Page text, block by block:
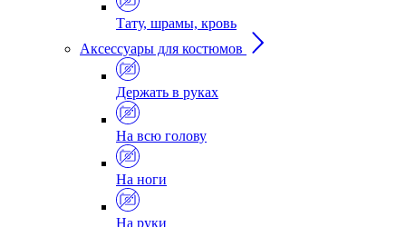
Тату, шрамы, кровь
Аксессуары для костюмов
Держать в руках
На всю голову
На ноги
На руки